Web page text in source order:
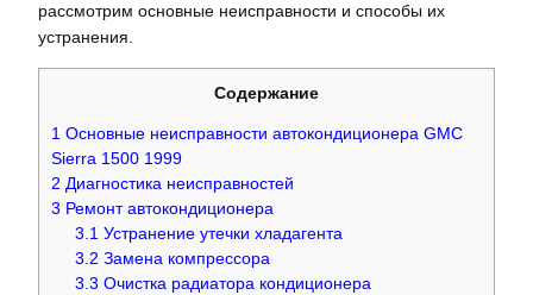
рассмотрим основные неисправности и способы их
устранения.
Содержание
1 Основные неисправности автокондиционера GMC
Sierra 1500 1999
2 Диагностика неисправностей
3 Ремонт автокондиционера
3.1 Устранение утечки хладагента
3.2 Замена компрессора
3.3 Очистка радиатора кондиционера